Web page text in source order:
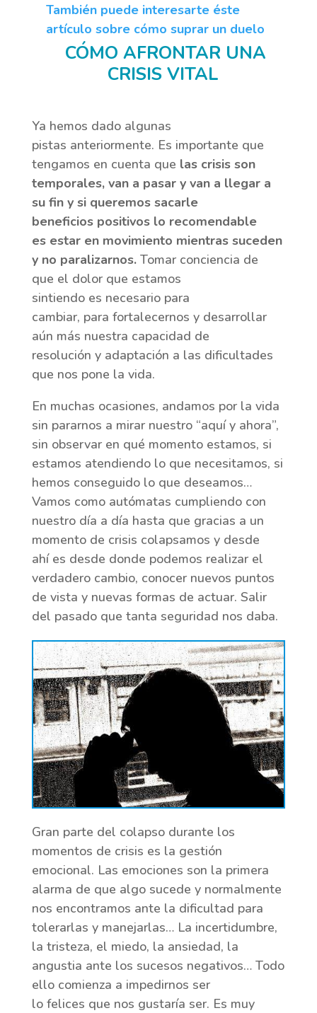
También puede interesarte éste
artículo sobre cómo suprar un duelo
CÓMO AFRONTAR UNA
CRISIS VITAL
Ya hemos dado algunas
pistas anteriormente. Es importante que
tengamos en cuenta que las crisis son
temporales, van a pasar y van a llegar a
su fin y si queremos sacarle
beneficios positivos lo recomendable
es estar en movimiento mientras suceden
y no paralizarnos.Tomar conciencia de
que el dolor que estamos
sintiendo es necesario para
cambiar, para fortalecernos y desarrollar
aún más nuestra capacidad de
resolución y adaptación a las dificultades
que nos pone la vida.
En muchas ocasiones, andamos por la vida
sin pararnos a mirar nuestro “aquí y ahora”,
sin observar en qué momento estamos, si
estamos atendiendo lo que necesitamos, si
hemos conseguido lo que deseamos…
Vamos como autómatas cumpliendo con
nuestro día a día hasta que gracias a un
momento de crisis colapsamos y desde
ahí es desde donde podemos realizar el
verdadero cambio, conocer nuevos puntos
de vista y nuevas formas de actuar. Salir
del pasado que tanta seguridad nos daba.
Gran parte del colapso durante los
momentos de crisis es la gestión
emocional. Las emociones son la primera
alarma de que algo sucede y normalmente
nos encontramos ante la dificultad para
tolerarlas y manejarlas… La incertidumbre,
la tristeza, el miedo, la ansiedad, la
angustia ante los sucesos negativos… Todo
ello comienza a impedirnos ser
lo felices que nos gustaría ser. Es muy